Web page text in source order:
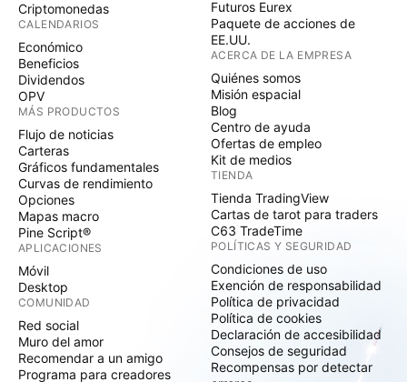
Criptomonedas
CALENDARIOS
Económico
Beneficios
Dividendos
OPV
MÁS PRODUCTOS
Flujo de noticias
Carteras
Gráficos fundamentales
Curvas de rendimiento
Opciones
Mapas macro
Pine Script®
APLICACIONES
Móvil
Desktop
COMUNIDAD
Red social
Muro del amor
Recomendar a un amigo
Programa para creadores
Futuros Eurex
Paquete de acciones de
EE.UU.
ACERCA DE LA EMPRESA
Quiénes somos
Misión espacial
Blog
Centro de ayuda
Ofertas de empleo
Kit de medios
TIENDA
Tienda TradingView
Cartas de tarot para traders
C63 TradeTime
POLÍTICAS Y SEGURIDAD
Condiciones de uso
Exención de responsabilidad
Política de privacidad
Política de cookies
Declaración de accesibilidad
Consejos de seguridad
Recompensas por detectar